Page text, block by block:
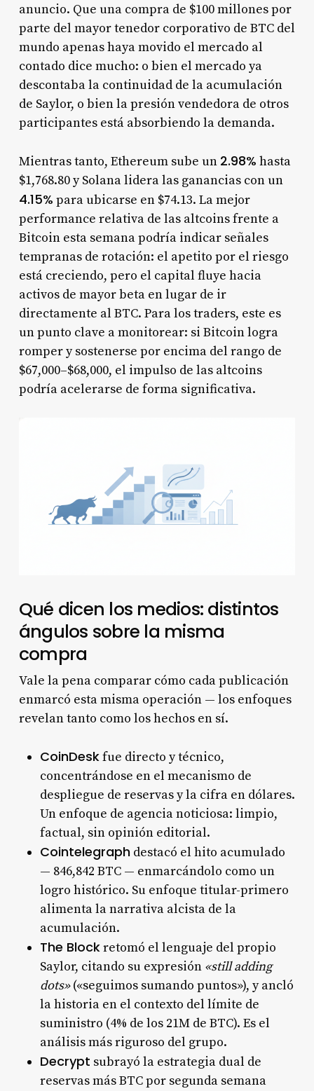
anuncio. Que una compra de $100 millones por
parte del mayor tenedor corporativo de BTC del
mundo apenas haya movido el mercado al
contado dice mucho: o bien el mercado ya
descontaba la continuidad de la acumulación
de Saylor, o bien la presión vendedora de otros
participantes está absorbiendo la demanda.
Mientras tanto, Ethereum sube un 2.98% hasta
$1,768.80 y Solana lidera las ganancias con un
4.15% para ubicarse en $74.13. La mejor
performance relativa de las altcoins frente a
Bitcoin esta semana podría indicar señales
tempranas de rotación: el apetito por el riesgo
está creciendo, pero el capital fluye hacia
activos de mayor beta en lugar de ir
directamente al BTC. Para los traders, este es
un punto clave a monitorear: si Bitcoin logra
romper y sostenerse por encima del rango de
$67,000–$68,000, el impulso de las altcoins
podría acelerarse de forma significativa.
Qué dicen los medios: distintos
ángulos sobre la misma
compra
Vale la pena comparar cómo cada publicación
enmarcó esta misma operación — los enfoques
revelan tanto como los hechos en sí.
CoinDeskfue directo y técnico,
concentrándose en el mecanismo de
despliegue de reservas y la cifra en dólares.
Un enfoque de agencia noticiosa: limpio,
factual, sin opinión editorial.
Cointelegraphdestacó el hito acumulado
— 846,842 BTC — enmarcándolo como un
logro histórico. Su enfoque titular-primero
alimenta la narrativa alcista de la
acumulación.
The Blockretomó el lenguaje del propio
Saylor, citando su expresión «still adding
dots»(«seguimos sumando puntos»), y ancló
la historia en el contexto del límite de
suministro (4% de los 21M de BTC). Es el
análisis más riguroso del grupo.
Decrypt subrayó la estrategia dual de
reservas más BTC por segunda semana